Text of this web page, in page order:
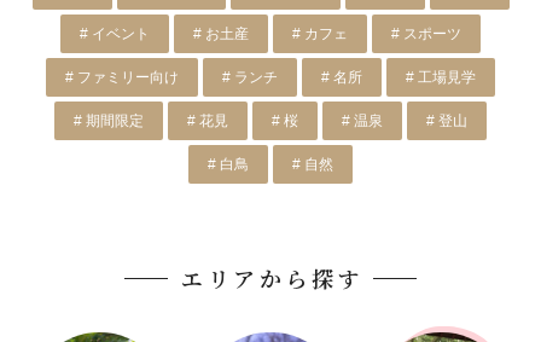
# イベント # お土産 # カフェ # スポーツ
# ファミリー向け # ランチ # 名所 # 工場見学
# 期間限定 # 花見 # 桜 # 温泉 # 登山
# 白鳥 # 自然
エリアから探す